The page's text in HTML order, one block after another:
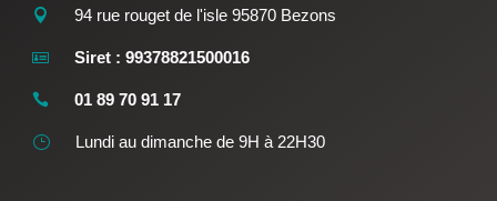
 94 rue rouget de l'isle 95870 Bezons
 Siret : 99378821500016
 01 89 70 91 17
} Lundi au dimanche de 9H à 22H30